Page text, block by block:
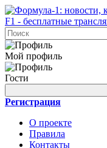
Мой профиль
Гости
Регистрация
О проекте
Правила
Контакты